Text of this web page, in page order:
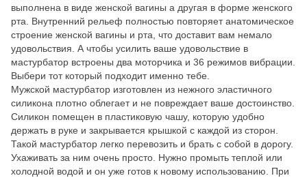
выполнена в виде женской вагины а другая в форме женского
рта. Внутренний рельеф полностью повторяет анатомическое
строение женской вагины и рта, что доставит вам немало
удовольствия. А чтобы усилить ваше удовольствие в
мастурбатор встроены два моторчика и 36 режимов вибрации.
Выбери тот который подходит именно тебе.
Мужской мастурбатор изготовлен из нежного эластичного
силикона плотно облегает и не повреждает ваше достоинство.
Силикон помещен в пластиковую чашу, которую удобно
держать в руке и закрывается крышкой с каждой из сторон.
Такой мастурбатор легко перевозить и брать с собой в дорогу.
Ухаживать за ним очень просто. Нужно промыть теплой или
холодной водой и он уже готов к новому использованию. При